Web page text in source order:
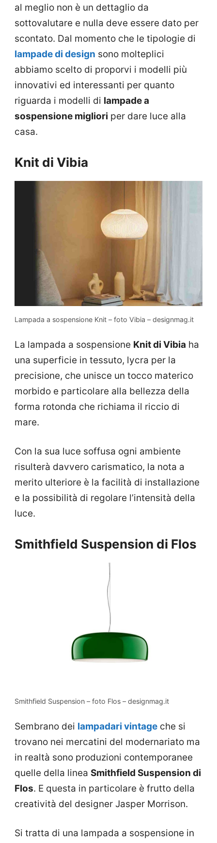
al meglio non è un dettaglio da
sottovalutare e nulla deve essere dato per
scontato. Dal momento che le tipologie di
lampade di design sono molteplici
abbiamo scelto di proporvi i modelli più
innovativi ed interessanti per quanto
riguarda i modelli di lampade a
sospensione migliori per dare luce alla
casa.
Knit di Vibia
Lampada a sospensione Knit – foto Vibia – designmag.it
La lampada a sospensione Knit di Vibia ha
una superficie in tessuto, lycra per la
precisione, che unisce un tocco materico
morbido e particolare alla bellezza della
forma rotonda che richiama il riccio di
mare.
Con la sua luce soffusa ogni ambiente
risulterà davvero carismatico, la nota a
merito ulteriore è la facilità di installazione
e la possibilità di regolare l’intensità della
luce.
Smithfield Suspension di Flos
Smithfield Suspension – foto Flos – designmag.it
Sembrano dei lampadari vintage che si
trovano nei mercatini del modernariato ma
in realtà sono produzioni contemporanee
quelle della linea Smithfield Suspension di
Flos. E questa in particolare è frutto della
creatività del designer Jasper Morrison.
Si tratta di una lampada a sospensione in